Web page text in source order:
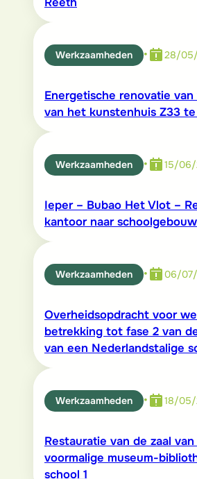
Werkzaamheden • 28/
Energetische renovatie
van het kunstenhuis Z33
Werkzaamheden • 15/
Ieper – Bubao Het Vlot –
kantoor naar schoolgebouw
Werkzaamheden • 06/
Overheidsopdracht voor
betrekking tot fase 2 van
van een Nederlandstalige
Werkzaamheden • 18/
Restauratie van de zaal
voormalige museum-
school 1